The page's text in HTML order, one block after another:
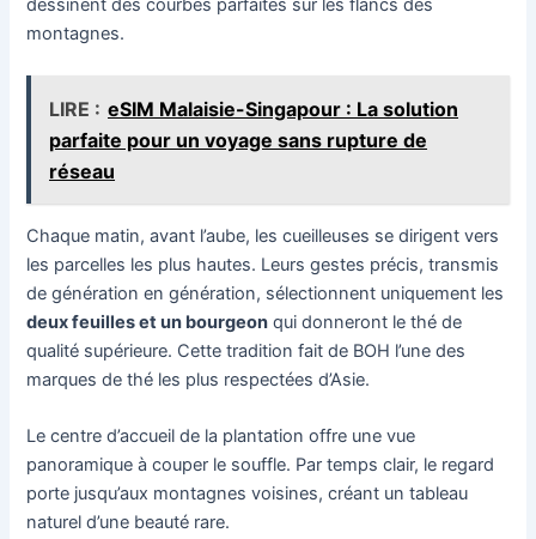
dessinent des courbes parfaites sur les flancs des
montagnes.
LIRE : eSIM Malaisie-Singapour : La solution
parfaite pour un voyage sans rupture de
réseau
Chaque matin, avant l’aube, les cueilleuses se dirigent vers
les parcelles les plus hautes. Leurs gestes précis, transmis
de génération en génération, sélectionnent uniquement les
deux feuilles et un bourgeon qui donneront le thé de
qualité supérieure. Cette tradition fait de BOH l’une des
marques de thé les plus respectées d’Asie.
Le centre d’accueil de la plantation offre une vue
panoramique à couper le souffle. Par temps clair, le regard
porte jusqu’aux montagnes voisines, créant un tableau
naturel d’une beauté rare.